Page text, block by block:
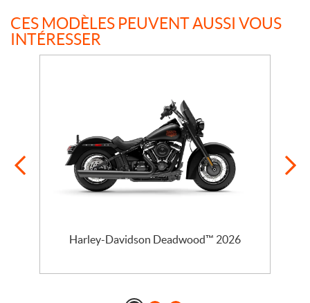
CES MODÈLES PEUVENT AUSSI VOUS
INTÉRESSER
Harley-Davidson Deadwood™ 2026